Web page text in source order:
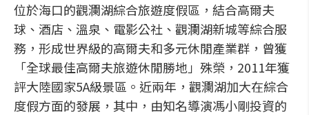
位於海口的觀瀾湖綜合旅遊度假區，結合高爾夫
球、酒店、溫泉、電影公社、觀瀾湖新城等綜合服
務，形成世界級的高爾夫和多元休閒產業群，曾獲
「全球最佳高爾夫旅遊休閒勝地」殊榮，2011年獲
評大陸國家5A級景區。近兩年，觀瀾湖加大在綜合
度假方面的發展，其中，由知名導演馮小剛投資的